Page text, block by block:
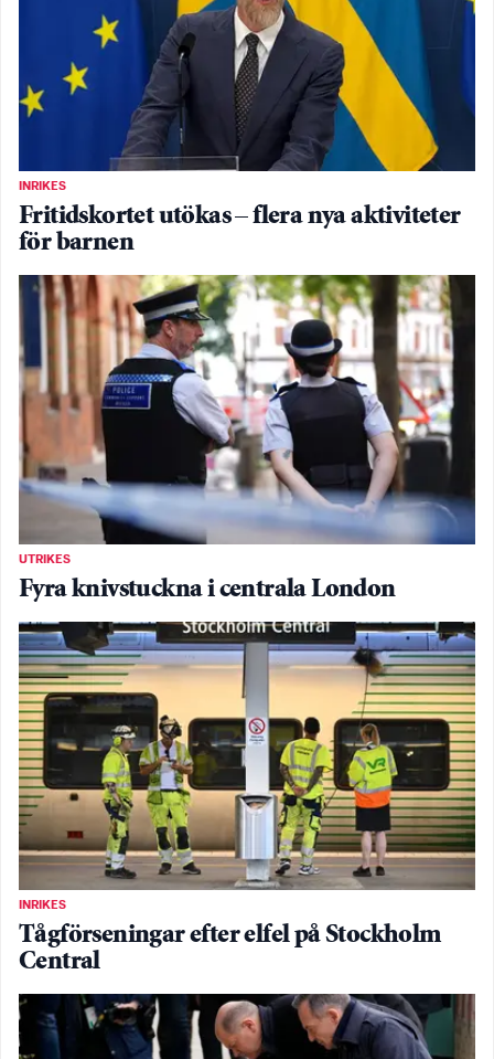
INRIKES
Fritidskortet utökas – flera nya aktiviteter
för barnen
UTRIKES
Fyra knivstuckna i centrala London
INRIKES
Tågförseningar efter elfel på Stockholm
Central